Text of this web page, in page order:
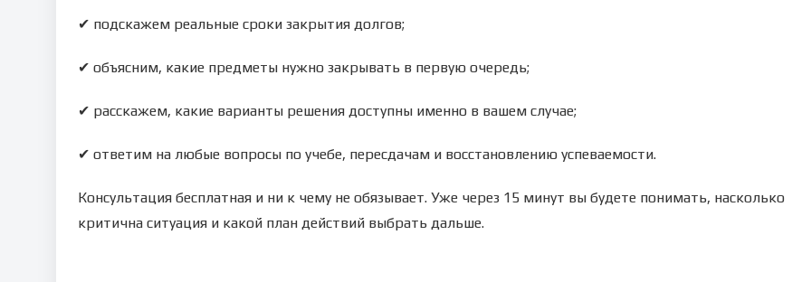
✔ подскажем реальные сроки закрытия долгов;
✔ объясним, какие предметы нужно закрывать в первую очередь;
✔ расскажем, какие варианты решения доступны именно в вашем случае;
✔ ответим на любые вопросы по учебе, пересдачам и восстановлению успеваемости.
Консультация бесплатная и ни к чему не обязывает. Уже через 15 минут вы будете понимать, насколько
критична ситуация и какой план действий выбрать дальше.